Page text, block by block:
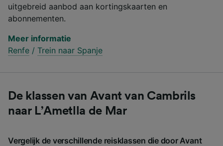
uitgebreid aanbod aan kortingskaarten en
abonnementen.
Meer informatie
Renfe / Trein naar Spanje
De klassen van Avant van Cambrils
naar L’Ametlla de Mar
Vergelijk de verschillende reisklassen die door Avant